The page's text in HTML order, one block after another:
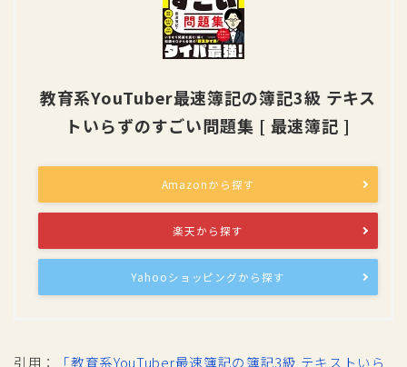
教育系YouTuber最速簿記の簿記3級 テキス
トいらずのすごい問題集 [ 最速簿記 ]
Amazonから探す
楽天から探す
Yahooショッピングから探す
引用： 「教育系YouTuber最速簿記の簿記3級 テキストいら